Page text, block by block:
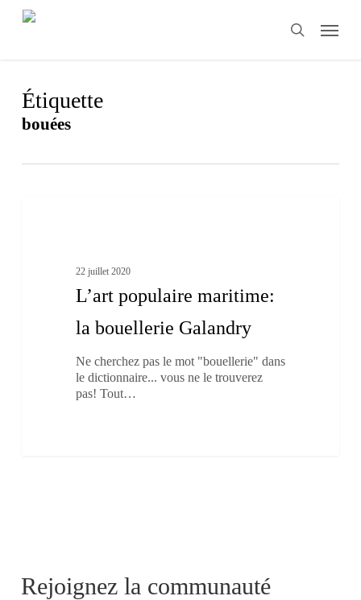
search
Menu
Étiquette
bouées
22 juillet 2020
L’art populaire maritime:
la bouellerie Galandry
Ne cherchez pas le mot "bouellerie" dans
le dictionnaire... vous ne le trouverez
pas! Tout…
Rejoignez la communauté